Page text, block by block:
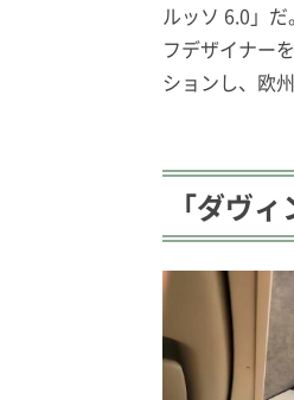
ルッソ 6.0」
フデザイナー
ションし、欧
「ダヴ